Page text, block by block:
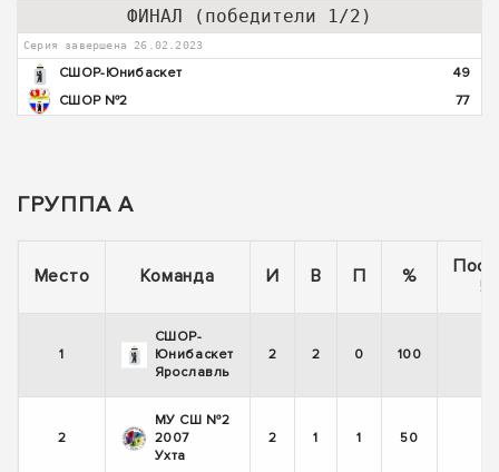
ФИНАЛ (победители 1/2)
Серия завершена 26.02.2023
СШОР-Юнибаскет
49
СШОР №2
77
ГРУППА А
Место Команда И В П %
5
1
СШОР-
Юнибаскет
Ярославль
2 2 0 100
2
МУ СШ №2
2007
Ухта
2 1 1 50